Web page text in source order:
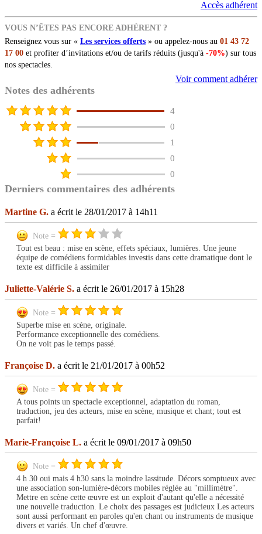
Accès adhérent
VOUS N’ÊTES PAS ENCORE ADHÉRENT ?
Renseignez vous sur « Les services offerts » ou appelez-nous au 01 43 72
17 00 et profiter d’invitations et/ou de tarifs réduits (jusqu'à -70%) sur tous
nos spectacles.
Voir comment adhérer
Notes des adhérents
4
0
1
0
0
Derniers commentaires des adhérents
Martine G. a écrit le 28/01/2017 à 14h11
Note =
Tout est beau : mise en scène, effets spéciaux, lumières. Une jeune
équipe de comédiens formidables investis dans cette dramatique dont le
texte est difficile à assimiler
Juliette-Valérie S. a écrit le 26/01/2017 à 15h28
Note =
Superbe mise en scène, originale.
Performance exceptionnelle des comédiens.
On ne voit pas le temps passé.
Françoise D. a écrit le 21/01/2017 à 00h52
Note =
A tous points un spectacle exceptionnel, adaptation du roman,
traduction, jeu des acteurs, mise en scène, musique et chant; tout est
parfait!
Marie-Françoise L. a écrit le 09/01/2017 à 09h50
Note =
4 h 30 oui mais 4 h30 sans la moindre lassitude. Décors somptueux avec
une association son-lumière-décors mobiles réglée au "millimètre".
Mettre en scène cette œuvre est un exploit d'autant qu'elle a nécessité
une nouvelle traduction. Le choix des passages est judicieux Les acteurs
sont aussi performant en paroles qu'en chant ou instruments de musique
divers et variés. Un chef d'œuvre.